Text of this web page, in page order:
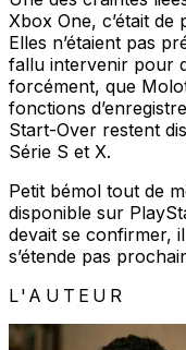
Xbox One, c’était
Elles n’étaient pas
fallu intervenir pour
forcément, que
fonctions
Start-Over restent
Série S et X.
Petit bémol tout de
disponible sur
devait se confirmer,
s’étende pas
L'AUTEUR